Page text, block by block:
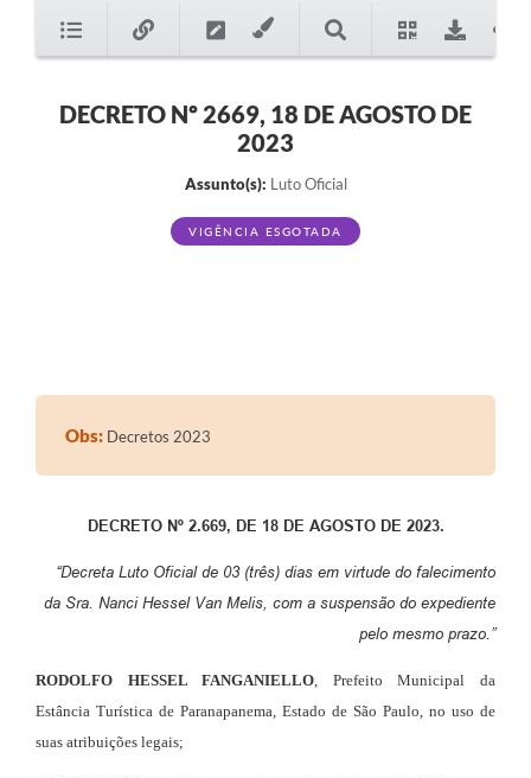
Fale Conosco
Legislação
DECRETO Nº 2669, 18 DE AGOSTO DE
2023
Assunto(s): Luto Oficial
VIGÊNCIA ESGOTADA
Obs: Decretos 2023
DECRETO Nº 2.669, DE 1 8 DE AGOSTO DE 2023.
“Decreta Luto Oficial de 03 (três) dias em virtude do falecimento
da Sra. Nanci Hessel Van Melis, com a suspensão do expediente
pelo mesmo prazo.”
RODOLFO HESSEL FANGANIELLO, Prefeito Municipal da
Estância Turística de Paranapanema, Estado de São Paulo, no uso de
suas atribuições legais;